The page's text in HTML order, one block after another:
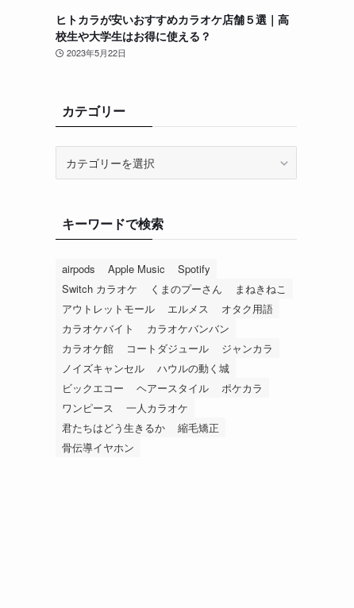
ヒトカラが安いおすすめカラオケ店舗５選｜高
校生や大学生はお得に使える？
2023年5月22日
カテゴリー
ーキーワードで検索
airpods Apple Music
Spotify
Switch カラオケ
くまのプーさん
まねきねこ
アウトレットモール
エルメス
オタク用語
カラオケバイト
カラオケバンバン
カラオケ館
コートダジュール
ジャンカラ
ノイズキャンセル
ハウルの動く城
ビックエコー
ヘアースタイル
ポケカラ
ワンピース
一人カラオケ
君たちはどう生きるか
縮毛矯正
骨伝導イヤホン